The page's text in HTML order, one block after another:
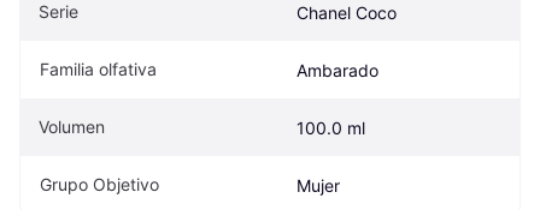
Serie Chanel Coco
Familia olfativa Ambarado
Volumen 100.0 ml
Grupo Objetivo Mujer